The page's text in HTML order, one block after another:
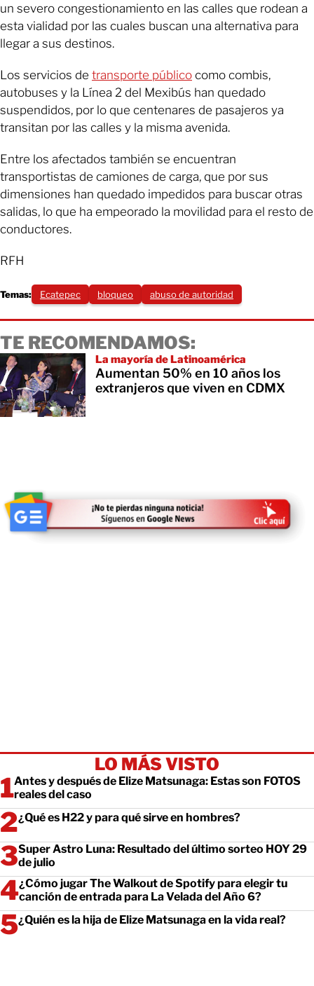
un severo congestionamiento en las calles que rodean a
esta vialidad por las cuales buscan una alternativa para
llegar a sus destinos.
Los servicios de transporte público como combis,
autobuses y la Línea 2 del Mexibús han quedado
suspendidos, por lo que centenares de pasajeros ya
transitan por las calles y la misma avenida.
Entre los afectados también se encuentran
transportistas de camiones de carga, que por sus
dimensiones han quedado impedidos para buscar otras
salidas, lo que ha empeorado la movilidad para el resto de
conductores.
RFH
Temas: Ecatepec bloqueo abuso de autoridad
TE RECOMENDAMOS:
La mayoría de Latinoamérica
Aumentan 50% en 10 años los
extranjeros que viven en CDMX
LO MÁS VISTO
Antes y después de Elize Matsunaga: Estas son FOTOS
reales del caso
¿Qué es H22 y para qué sirve en hombres?
Super Astro Luna: Resultado del último sorteo HOY 29
de julio
¿Cómo jugar The Walkout de Spotify para elegir tu
canción de entrada para La Velada del Año 6?
¿Quién es la hija de Elize Matsunaga en la vida real?